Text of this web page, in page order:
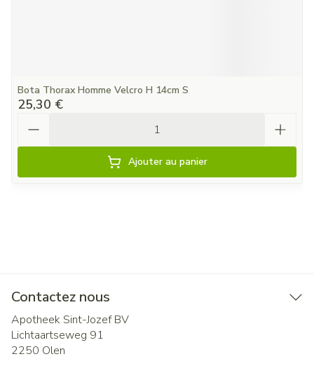
Bota Thorax Homme Velcro H 14cm S
25,30 €
Ajouter au panier
Contactez nous
Apotheek Sint-Jozef BV
Lichtaartseweg 91
2250 Olen